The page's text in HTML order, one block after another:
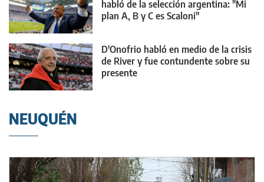
habló de la selección argentina: "Mi
plan A, B y C es Scaloni"
D'Onofrio habló en medio de la crisis
de River y fue contundente sobre su
presente
NEUQUÉN